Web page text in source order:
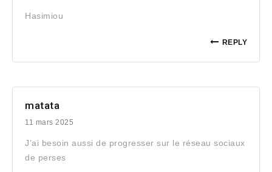
Hasimiou
REPLY
matata
11 mars 2025
J’ai besoin aussi de progresser sur le réseau sociaux
de perses